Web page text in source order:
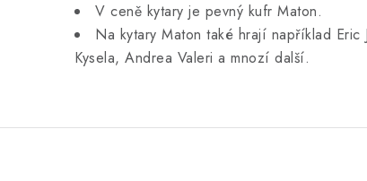
V ceně kytary je pevný kufr Maton.
Na kytary Maton také hrají například Eric
Kysela, Andrea Valeri a mnozí další.